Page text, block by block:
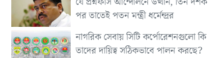
পর তাতেই পতন মন্ত্রী ধর্মেন্দ্রর
নাগরিক সেবায় সিটি কর্পোরেশনগুলো কি
তাদের দায়িত্ব সঠিকভাবে পালন করছে?